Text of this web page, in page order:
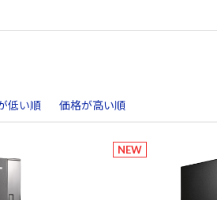
低い順 価格が高い順
NEW